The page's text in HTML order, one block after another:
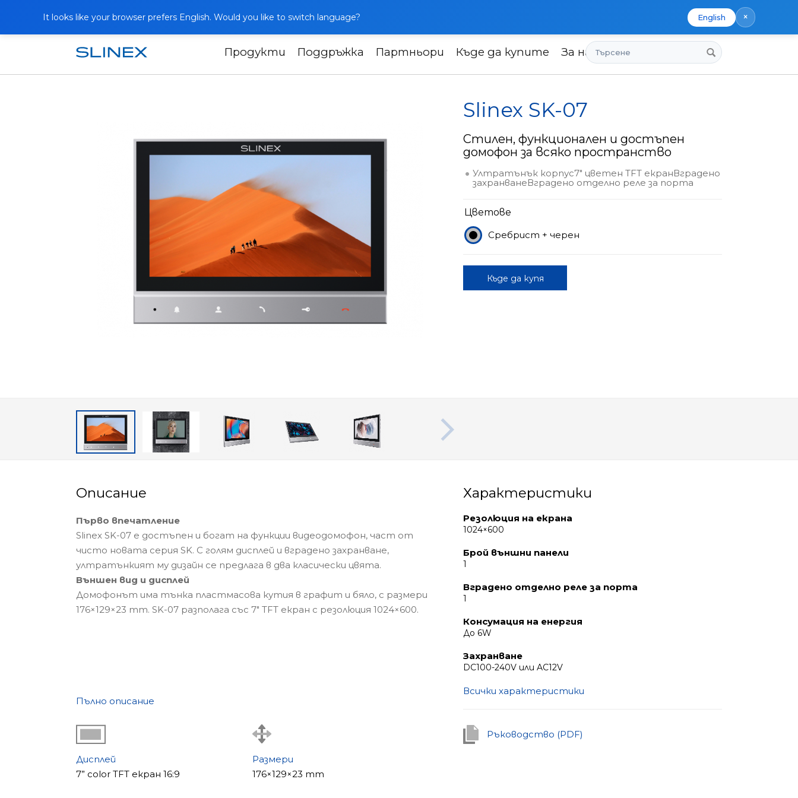
It looks like your browser prefers English. Would you like to switch language? English ×
Продукти Поддръжка Партньори Къде да купите За насТърсене
Начало Продукти Видео домофони Slinex SK-07
Slinex SK-07
Стилен, функционален и достъпен
домофон за всяко пространство
Ултратънък корпус7" цветен TFT екранВградено
захранванеВградено отделно реле за порта
Цветове
Сребрист + черен
Къде да купя
Описание
Първо впечатление
Slinex SK-07 е достъпен и богат на функции видеодомофон, част от
чисто новата серия SK. С голям дисплей и вградено захранване,
ултратънкият му дизайн се предлага в два класически цвята.
Външен вид и дисплей
Домофонът има тънка пластмасова кутия в графит и бяло, с размери
176×129×23 mm. SK-07 разполага със 7" TFT екран с резолюция 1024×600.
Пълно описание
Дисплей
7” color TFT екран 16:9
Размери
176×129×23 mm
Характеристики
Резолюция на екрана
1024×600
Брой външни панели
1
Вградено отделно реле за порта
1
Консумация на енергия
До 6W
Захранване
DC100-240V или AC12V
Всички характеристики
Ръководство (PDF)